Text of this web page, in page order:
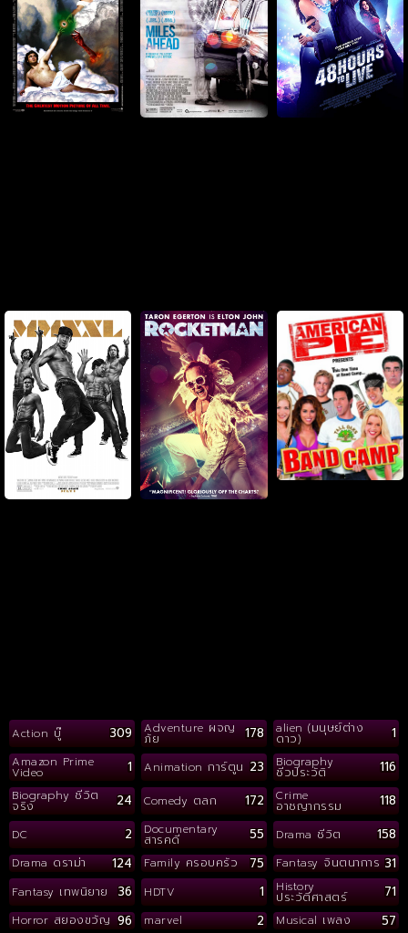
Action บู๊ 309 Adventure ผจญ
ภัย 178 alien (มนุษย์ต่าง
ดาว) 1
Amazon Prime
Video 1 Animation การ์ตูน 23 Biography
ชีวประวัติ 116
Biography ชีวิต
จริง 24 Comedy ตลก 172 Crime
อาชญากรรม 118
DC 2 Documentary
สารคดี 55 Drama ชีวิต 158
Drama ดราม่า 124 Family ครอบครัว 75 Fantasy จินตนาการ 31
Fantasy เทพนิยาย 36 HDTV 1 History
ประวัติศาสตร์ 71
Horror สยองขวัญ 96 marvel 2 Musical เพลง 57